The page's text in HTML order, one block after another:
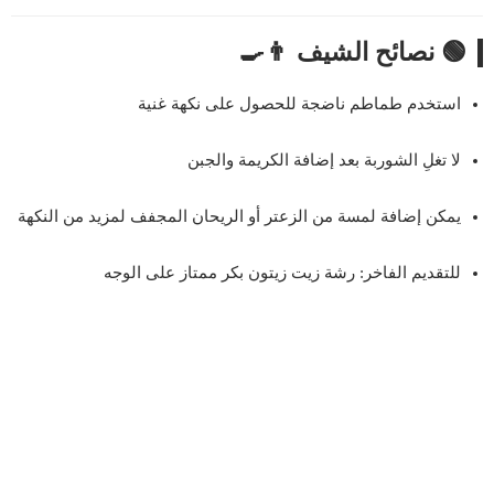
🟢 نصائح الشيف 👨‍🍳
استخدم طماطم ناضجة للحصول على نكهة غنية
لا تغلِ الشوربة بعد إضافة الكريمة والجبن
يمكن إضافة لمسة من الزعتر أو الريحان المجفف لمزيد من النكهة
للتقديم الفاخر: رشة زيت زيتون بكر ممتاز على الوجه